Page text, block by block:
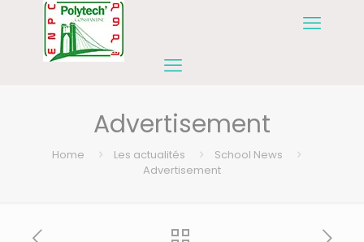
Advertisement
Home Les actualités
School News
Advertisement